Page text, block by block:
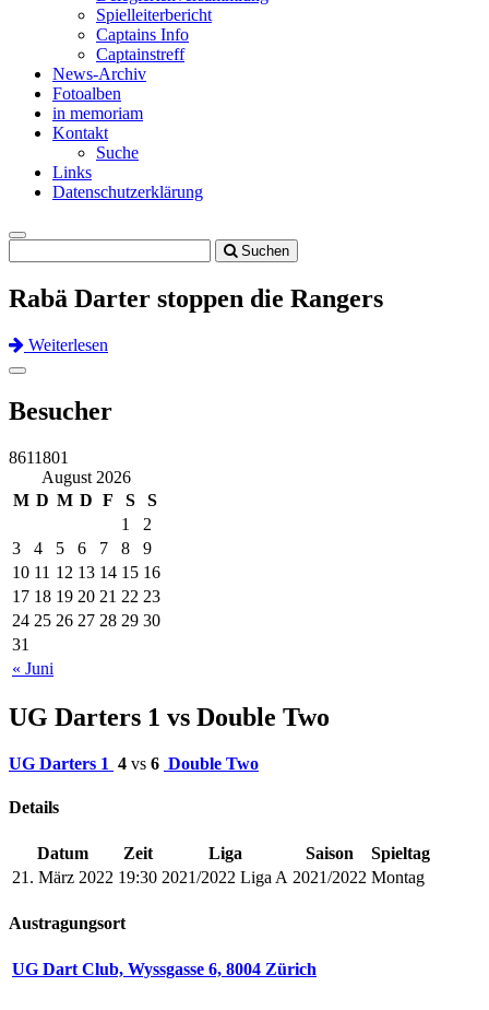
Spielleiterbericht
Captains Info
Captainstreff
News-Archiv
Fotoalben
in memoriam
Kontakt
Suche
Links
Datenschutzerklärung
Toggle
navigation
Suchen
Rabä Darter stoppen die Rangers
Weiterlesen
Previous
Next
Toggle
Besucher
8611801
August 2026
M D M D F S S
« Juni
1
2
3
4 5 6 7 8
9
10 11 12 13 14 15 16
17 18 19 20 21 22 23
24 25 26 27 28 29 30
31
UG Darters 1 vs Double Two
UG Darters 1 4 vs 6 Double Two
Details
Datum Zeit Liga Saison
Spieltag
21. März 2022 19:30 2021/2022 Liga A 2021/2022 Montag
Austragungsort
UG Dart Club, Wyssgasse 6, 8004 Zürich